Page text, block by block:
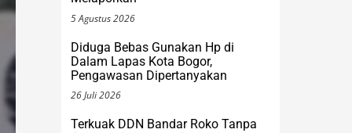
Diduga Bebas Gunakan Hp di
Pengawasan Dipertanyakan
26 Juli 2026
Terkuak DDN Bandar Roko Tanpa
Beroperasi